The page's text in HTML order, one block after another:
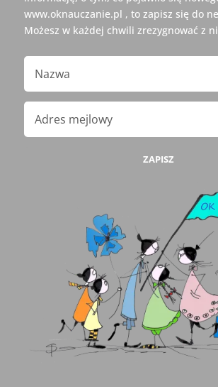
www.oknauczanie.pl , to zapisz się do
Możesz w każdej chwili zrezygnować z
ZAPISZ